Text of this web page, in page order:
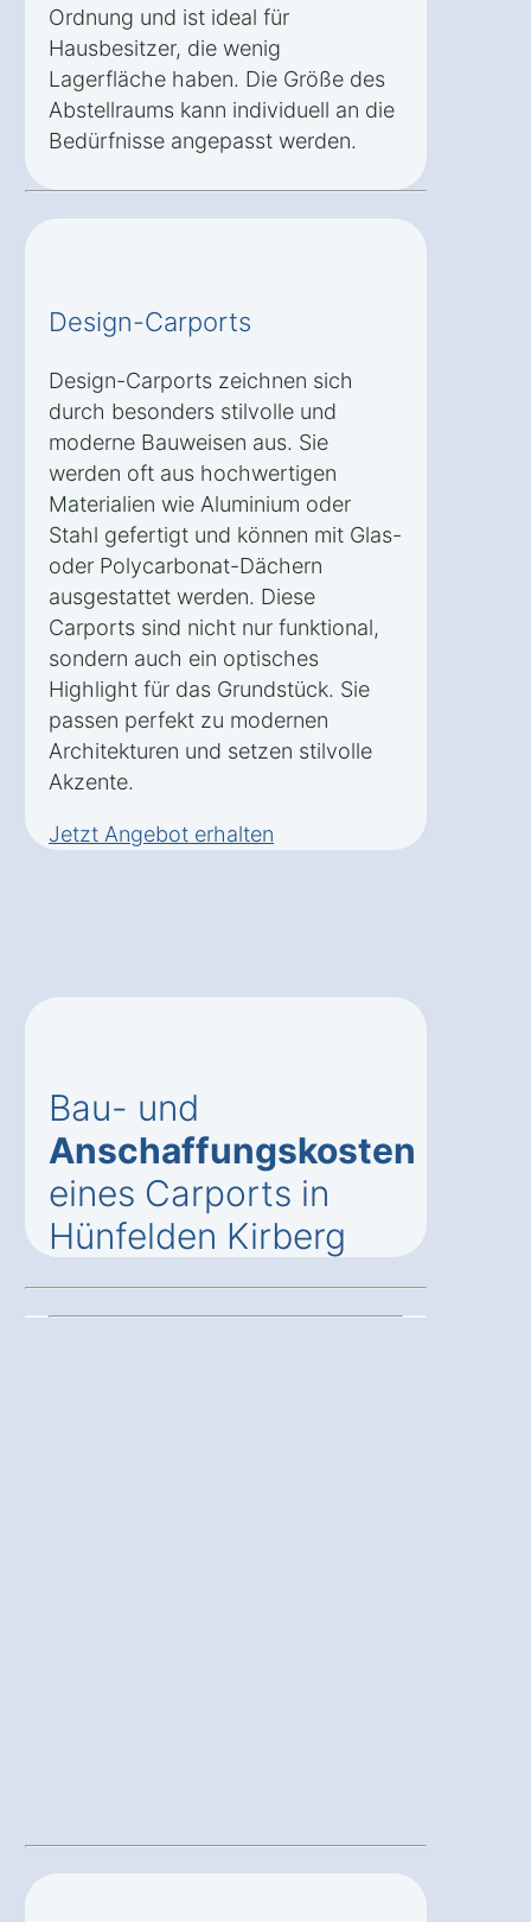
Ordnung und ist ideal für
Hausbesitzer, die wenig
Lagerfläche haben. Die Größe des
Abstellraums kann individuell an die
Bedürfnisse angepasst werden.
Design-Carports
Design-Carports zeichnen sich
durch besonders stilvolle und
moderne Bauweisen aus. Sie
werden oft aus hochwertigen
Materialien wie Aluminium oder
Stahl gefertigt und können mit Glas-
oder Polycarbonat-Dächern
ausgestattet werden. Diese
Carports sind nicht nur funktional,
sondern auch ein optisches
Highlight für das Grundstück. Sie
passen perfekt zu modernen
Architekturen und setzen stilvolle
Akzente.
Jetzt Angebot erhalten
Bau- und
Anschaffungskosten
eines Carports in
Hünfelden Kirberg